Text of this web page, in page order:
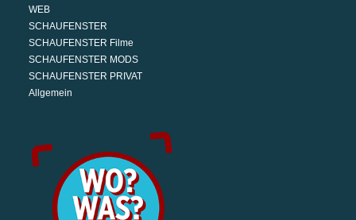
WEB
SCHAUFENSTER
SCHAUFENSTER Filme
SCHAUFENSTER MODS
SCHAUFENSTER PRIVAT
Allgemein